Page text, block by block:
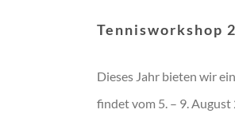
Tennisworkshop
Dieses Jahr bieten wir
findet vom 5. – 9.